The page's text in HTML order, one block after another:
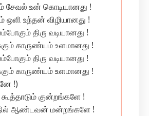
சேவல் உன் கொடியானது !
ஒளி உந்தன் விழியானது !
திரு வடியானது !
காருண்யம் உளமானது !
திரு வடியானது !
காருண்யம் உளமானது !
!)
குன்றங்களே !
ஆண்டவன் மன்றங்களே !